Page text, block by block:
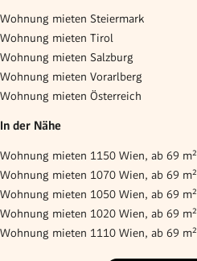
Wohnung mieten Steiermark
Wohnung mieten Tirol
Wohnung mieten Salzburg
Wohnung mieten Vorarlberg
Wohnung mieten Österreich
In der Nähe
Wohnung mieten 1150 Wien, ab 69 m²
Wohnung mieten 1070 Wien, ab 69 m²
Wohnung mieten 1050 Wien, ab 69 m²
Wohnung mieten 1020 Wien, ab 69 m²
Wohnung mieten 1110 Wien, ab 69 m²